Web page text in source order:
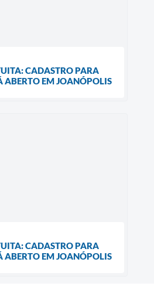
CADASTRO PARA
ABERTO EM JOANÓPOLIS
CADASTRO PARA
ABERTO EM JOANÓPOLIS